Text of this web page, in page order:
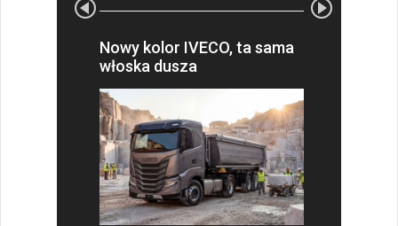
Nowy kolor IVECO, ta sama
włoska dusza